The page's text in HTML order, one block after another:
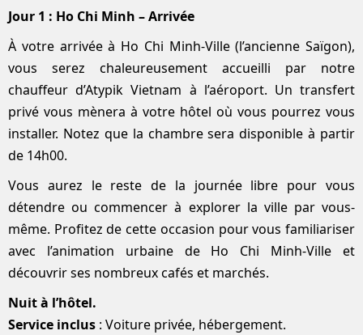
Jour 1 : Ho Chi Minh – Arrivée
À votre arrivée à Ho Chi Minh-Ville (l’ancienne Saïgon),
vous serez chaleureusement accueilli par notre
chauffeur d’Atypik Vietnam à l’aéroport. Un transfert
privé vous mènera à votre hôtel où vous pourrez vous
installer. Notez que la chambre sera disponible à partir
de 14h00.
Vous aurez le reste de la journée libre pour vous
détendre ou commencer à explorer la ville par vous-
même. Profitez de cette occasion pour vous familiariser
avec l’animation urbaine de Ho Chi Minh-Ville et
découvrir ses nombreux cafés et marchés.
Nuit à l’hôtel.
Service inclus : Voiture privée, hébergement.